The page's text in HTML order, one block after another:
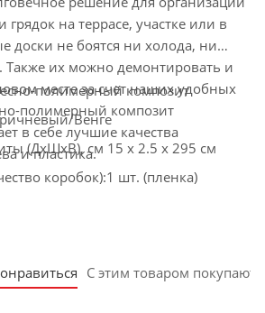
на террасе, участке или в
доски не боятся ни холода, ни
их можно демонтировать и
месте за счет наших удобных
полимерный композит
в себе лучшие качества
и пластика.
полимерный композит
Венге
(ДхШхВ), см 15 х 2.5 х 295 см
коробок):1 шт. (пленка)
С этим товаром покупают